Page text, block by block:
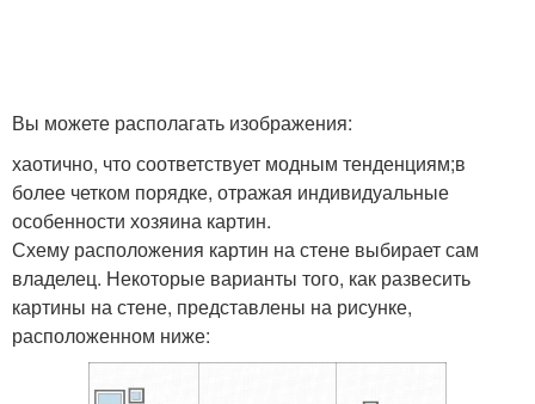
Вы можете располагать изображения:
хаотично, что соответствует модным тенденциям;в
более четком порядке, отражая индивидуальные
особенности хозяина картин.
Схему расположения картин на стене выбирает сам
владелец. Некоторые варианты того, как развесить
картины на стене, представлены на рисунке,
расположенном ниже: